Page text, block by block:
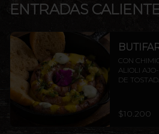
ENTRADAS
CON
ALIOLI
DE
$10.200